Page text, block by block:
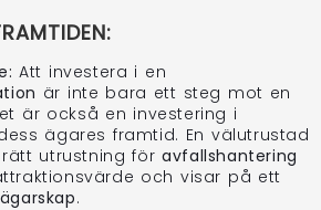
Att investera i en
är inte bara ett steg mot en
är också en investering i
ägares framtid. En välutrustad
utrustning föravfallshantering
och visar på ett
.